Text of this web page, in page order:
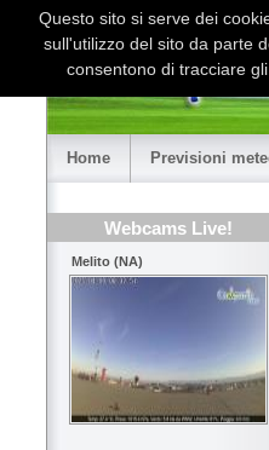
Home Previsioni
Webcams Live!
Melito (NA)
Questo sito si serve dei
sull'utilizzo del sito da parte
consentono di tracciare